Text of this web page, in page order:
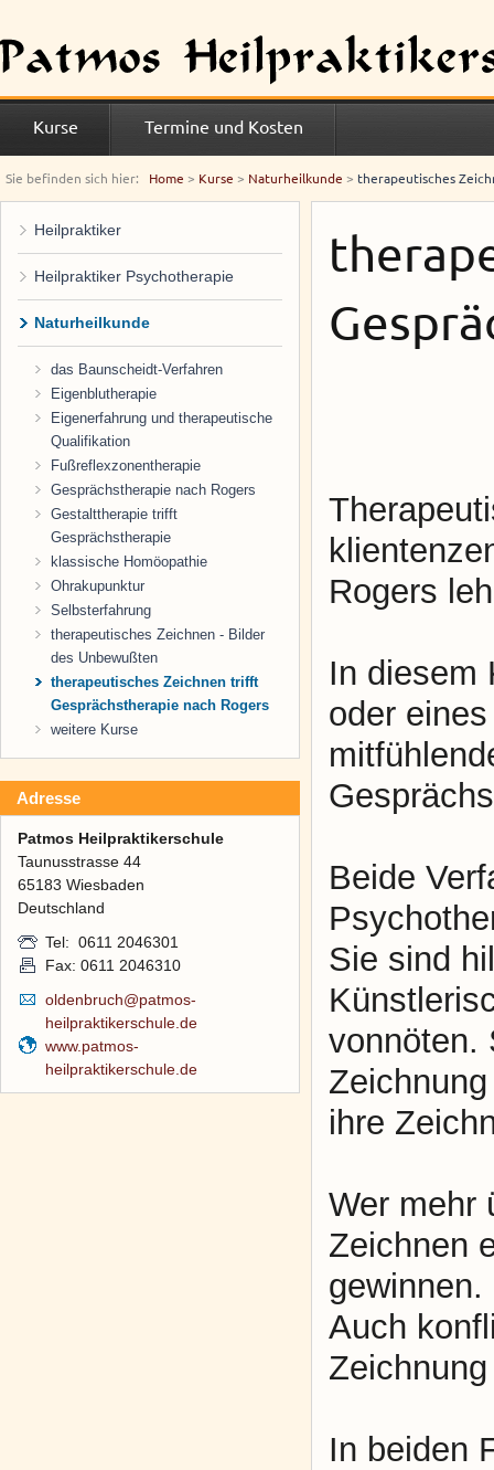
Kurse Termine und Kosten
Sie befinden sich hier: Home > Kurse > Naturheilkunde > therapeutisches
Heilpraktiker
Heilpraktiker Psychotherapie
Naturheilkunde
das Baunscheidt-Verfahren
Eigenblutherapie
Eigenerfahrung und therapeutische
Qualifikation
Fußreflexzonentherapie
Gesprächstherapie nach Rogers
Gestalttherapie trifft
Gesprächstherapie
klassische Homöopathie
Ohrakupunktur
Selbsterfahrung
therapeutisches Zeichnen - Bilder
des Unbewußten
therapeutisches Zeichnen trifft
Gesprächstherapie nach Rogers
weitere Kurse
Adresse
Patmos Heilpraktikerschule
Taunusstrasse 44
65183 Wiesbaden
Deutschland
Tel: 0611 2046301
Fax: 0611 2046310
oldenbruch@patmos-
heilpraktikerschule.de
www.patmos-
heilpraktikerschule.de
Rogers
In diesem
oder
Beide
Sie sind
vonnöten.
ihre
Wer mehr
Zeichnen
gewinnen.
Auch
In beiden